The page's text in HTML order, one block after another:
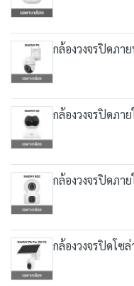
กล้องวงจรปิดภา
กล้องวงจรปิดภา
กล้องวงจรปิดภา
กล้องวงจรปิดโซ